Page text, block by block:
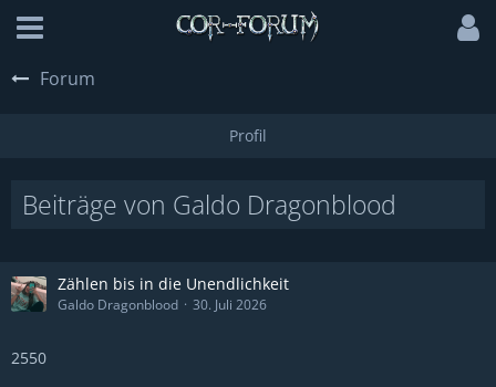
Forum
Beiträge von Galdo Dragonblood
Zählen bis in die Unendlichkeit
Galdo Dragonblood 30. Juli 2026
2550